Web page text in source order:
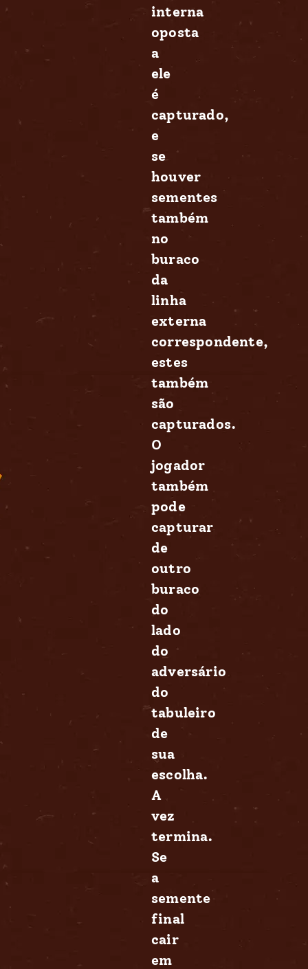
interna
oposta
a
ele
é
capturado,
e
se
houver
sementes
também
no
buraco
da
linha
externa
correspondente,
estes
também
são
capturados.
O
jogador
também
pode
capturar
de
outro
buraco
do
lado
do
adversário
do
tabuleiro
de
sua
escolha.
A
vez
termina.
Se
a
semente
final
cair
em